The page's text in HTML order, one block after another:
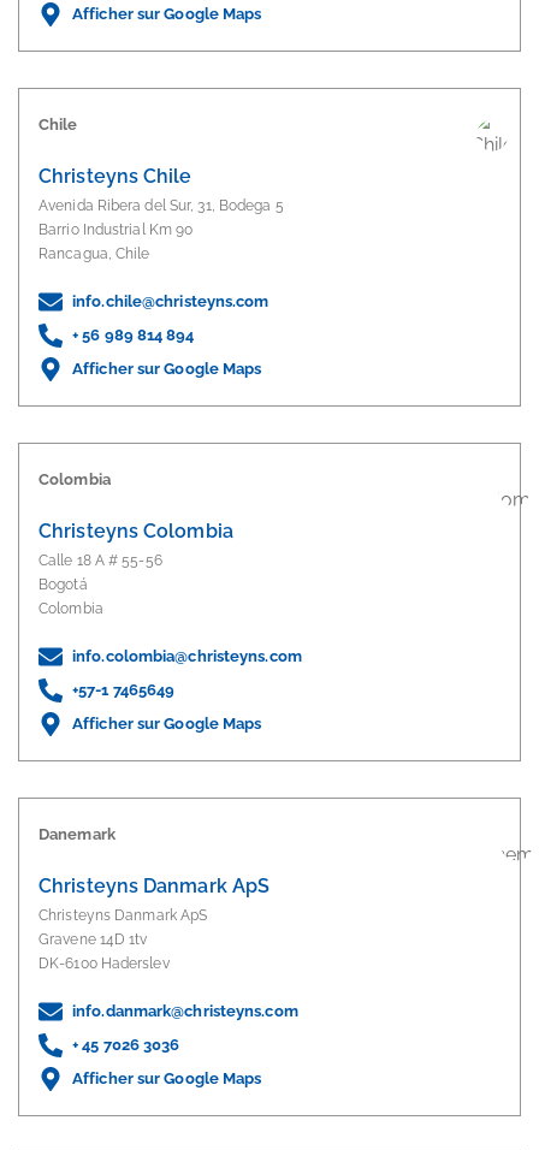
Afficher sur Google Maps
Chile
Christeyns Chile
Avenida Ribera del Sur, 31, Bodega 5
Barrio Industrial Km 90
Rancagua, Chile
info.chile@christeyns.com
+ 56 989 814 894
Afficher sur Google Maps
Colombia
Christeyns Colombia
Calle 18 A # 55-56
Bogotá
Colombia
info.colombia@christeyns.com
+57-1 7465649
Afficher sur Google Maps
Danemark
Christeyns Danmark ApS
Christeyns Danmark ApS
Gravene 14D 1tv
DK-6100 Haderslev
info.danmark@christeyns.com
+ 45 7026 3036
Afficher sur Google Maps